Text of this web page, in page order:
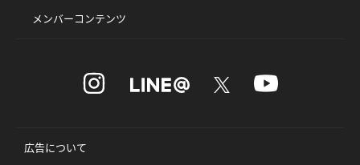
メンバーコンテンツ
広告について